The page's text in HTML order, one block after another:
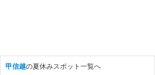
甲信越の夏休みスポット一覧へ